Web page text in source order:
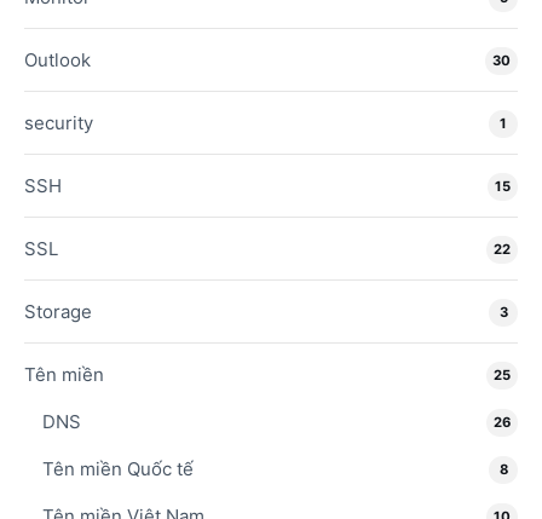
Outlook 30
security 1
SSH 15
SSL 22
Storage 3
Tên miền 25
DNS 26
Tên miền Quốc tế 8